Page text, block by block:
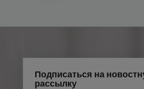
Подписаться на
рассылку